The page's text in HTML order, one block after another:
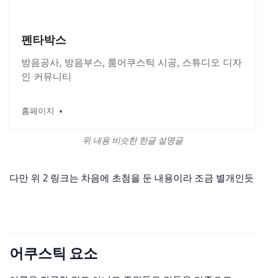
펜타박스
방음공사, 방음부스, 룸어쿠스틱 시공, 스튜디오 디자
인 커뮤니티
홈페이지
위 내용 비슷한 한글 설명글
다만 위 2 링크는 차음에 초첨을 둔 내용이라 조금 별개인듯
어쿠스틱 요소